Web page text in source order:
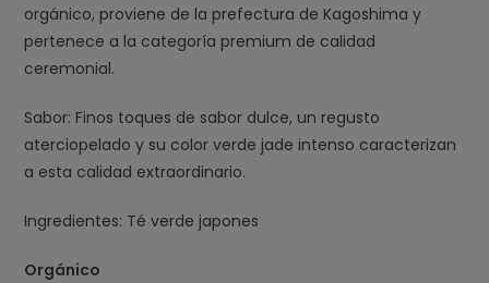
orgánico, proviene de la prefectura de Kagoshima y
pertenece a la categoría premium de calidad
ceremonial.
Sabor: Finos toques de sabor dulce, un regusto
aterciopelado y su color verde jade intenso caracterizan
a esta calidad extraordinario.
Ingredientes: Té verde japones
Orgánico